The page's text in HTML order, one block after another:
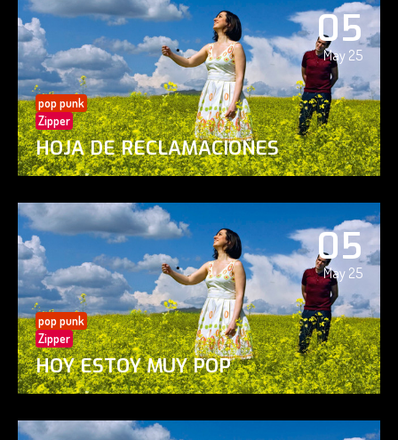
05
May 25
pop punk
Zipper
HOJA DE RECLAMACIONES
05
May 25
pop punk
Zipper
HOY ESTOY MUY POP